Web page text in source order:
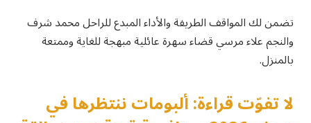
تضمن لك المواقف الطريفة والأداء المبدع للراحل محمد شرف
والنجم علاء مرسي قضاء سهرة عائلية مبهجة للغاية وممتعة
بالمنزل.
لا تفوّت قراءة: ألبومات ننتظرها في